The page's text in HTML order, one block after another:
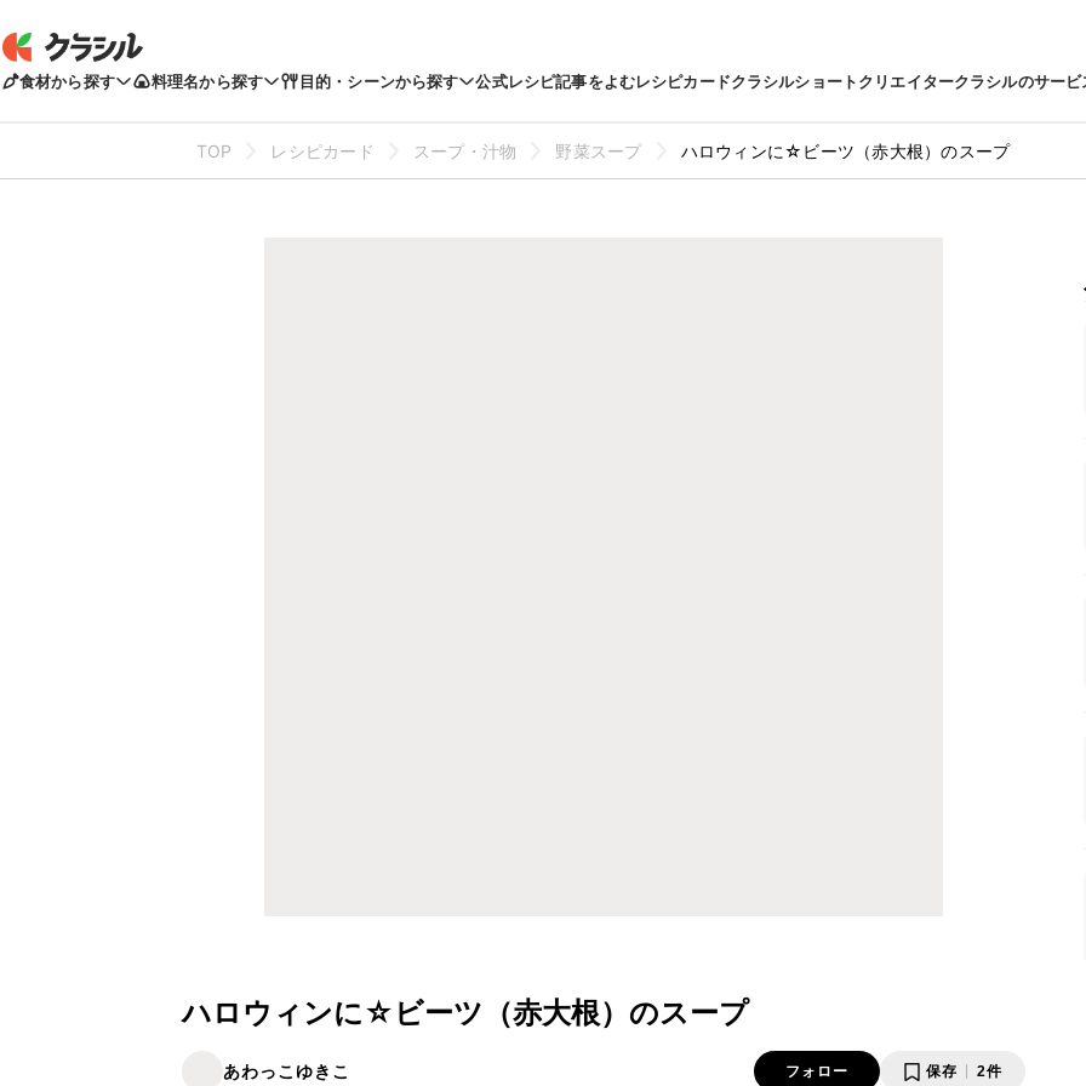
食材から探す 料理名から探す 目的・シーンから探す 公式レシピ記事をよむレシピカードクラシルショートクリエイタークラシルのサービ
TOP レシピカード スープ・汁物 野菜スープ ハロウィンに☆ビーツ（赤大根）のスープ
ハロウィンに☆ビーツ（赤大根）のスープ
あわっこゆきこ フォロー 保存 2件